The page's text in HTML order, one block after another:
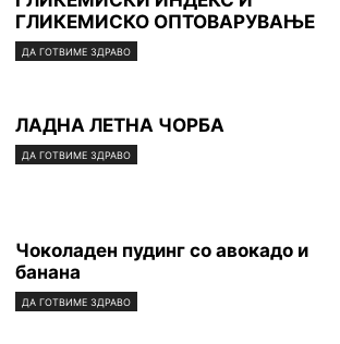
ГЛИКЕМИСКО ОПТОВАРУВАЊЕ
ДА ГОТВИМЕ ЗДРАВО
ЛАДНА ЛЕТНА ЧОРБА
ДА ГОТВИМЕ ЗДРАВО
Чоколаден пудинг со авокадо и
банана
ДА ГОТВИМЕ ЗДРАВО